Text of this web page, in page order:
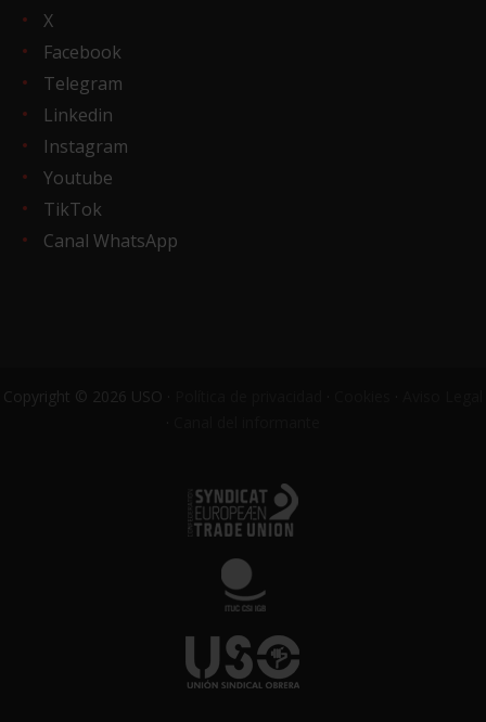
X
Facebook
Telegram
Linkedin
Instagram
Youtube
TikTok
Canal WhatsApp
Copyright © 2026 USO ·